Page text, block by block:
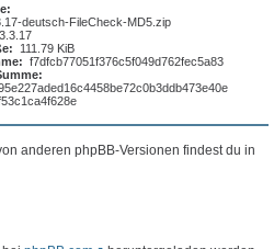
deutsch-FileCheck-MD5.zip
3.3.17
111.79 KiB
f7dfcb77051f376c5f049d762fec5a83
anderen phpBB-Versionen findest du in